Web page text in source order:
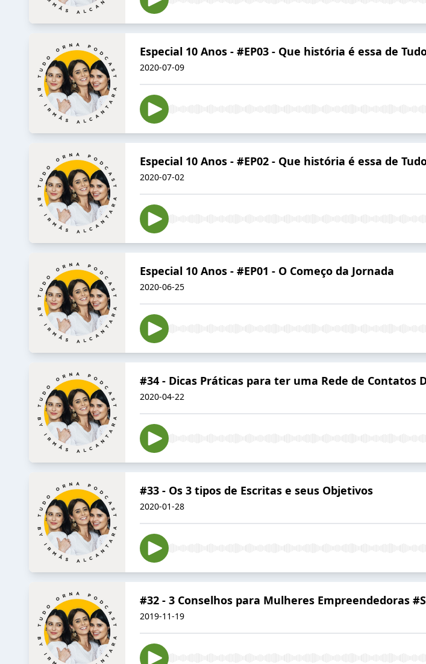
Especial 10 Anos - #EP03 - Que história é essa de
2020-07-09
Especial 10 Anos - #EP02 - Que história é essa de
2020-07-02
Especial 10 Anos - #EP01 - O Começo da Jornada
2020-06-25
#34 - Dicas Práticas para ter uma Rede de Contatos
2020-04-22
#33 - Os 3 tipos de Escritas e seus Objetivos
2020-01-28
#32 - 3 Conselhos para Mulheres Empreendedoras
2019-11-19